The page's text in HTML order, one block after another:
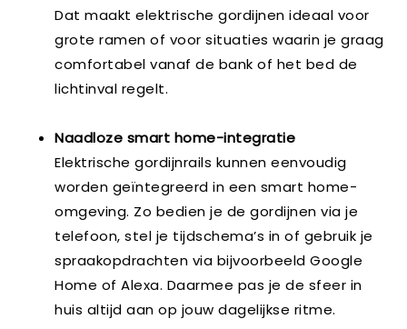
Dat maakt elektrische gordijnen ideaal voor
grote ramen of voor situaties waarin je graag
comfortabel vanaf de bank of het bed de
lichtinval regelt.
Naadloze smart home-integratie
Elektrische gordijnrails kunnen eenvoudig
worden geïntegreerd in een smart home-
omgeving. Zo bedien je de gordijnen via je
telefoon, stel je tijdschema’s in of gebruik je
spraakopdrachten via bijvoorbeeld Google
Home of Alexa. Daarmee pas je de sfeer in
huis altijd aan op jouw dagelijkse ritme.